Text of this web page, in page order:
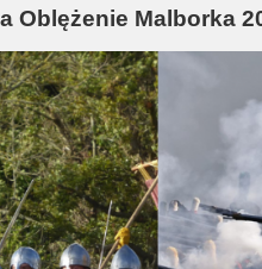
Oblężenie Malborka